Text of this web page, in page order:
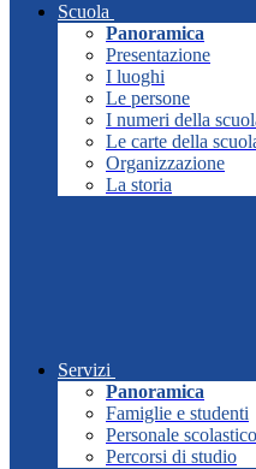
Scuola
Panoramica
Presentazione
I luoghi
Le persone
I numeri della
Le carte della
Organizzazione
La storia
Servizi
Panoramica
Famiglie e studenti
Personale scolastico
Percorsi di studio